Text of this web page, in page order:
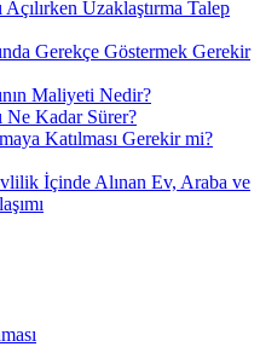
Açılırken Uzaklaştırma Talep
Gerekçe Göstermek Gerekir
Maliyeti Nedir?
Ne Kadar Sürer?
Katılması Gerekir mi?
İçinde Alınan Ev, Araba ve